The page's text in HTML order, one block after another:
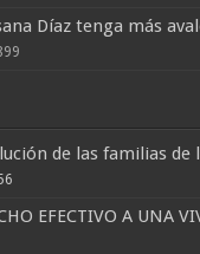
Díaz tenga más
de las familias de
EFECTIVO A UNA